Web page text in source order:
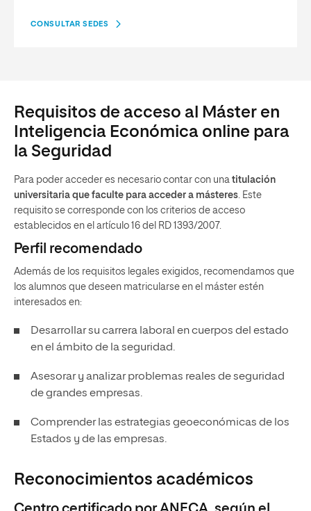
CONSULTAR SEDES
Requisitos de acceso al Máster en
Inteligencia Económica online para
la Seguridad
Para poder acceder es necesario contar con una titulación
universitaria que faculte para acceder a másteres. Este
requisito se corresponde con los criterios de acceso
establecidos en el artículo 16 del RD 1393/2007.
Perfil recomendado
Además de los requisitos legales exigidos, recomendamos que
los alumnos que deseen matricularse en el máster estén
interesados en:
Desarrollar su carrera laboral en cuerpos del estado
en el ámbito de la seguridad.
Asesorar y analizar problemas reales de seguridad
de grandes empresas.
Comprender las estrategias geoeconómicas de los
Estados y de las empresas.
Reconocimientos académicos